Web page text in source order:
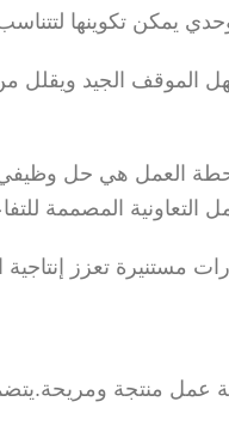
يمكن تكوينها
الجيد ويقلل من
العمل هي حل وظيفي
المصممة للتفاعل
مستنيرة تعزز
منتجة